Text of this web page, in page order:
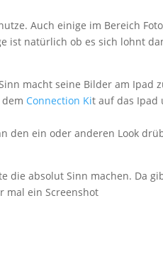
Auch einige im Bereich
ist natürlich ob es sich lohnt
macht seine Bilder am Ipad
Connection Kit auf das Ipad
den ein oder anderen Look
die absolut Sinn machen. Da
mal ein Screenshot